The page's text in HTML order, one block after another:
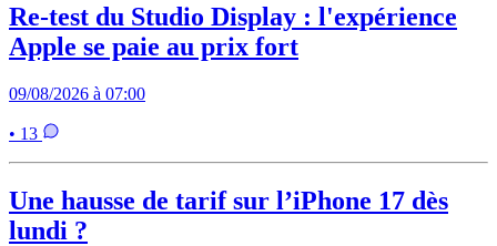
Re-test du Studio Display : l'expérience
Apple se paie au prix fort
09/08/2026 à 07:00
• 13
Une hausse de tarif sur l’iPhone 17 dès
lundi ?